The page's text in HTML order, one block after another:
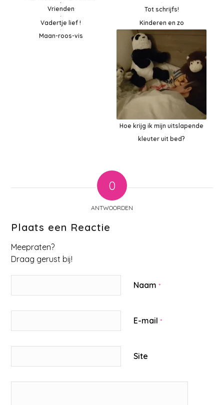
Vrienden
Tot schrijfs!
Vadertje lief !
Kinderen en zo
Maan-roos-vis
Hoe krijg ik mijn uitslapende
kleuter uit bed?
0
ANTWOORDEN
Plaats een Reactie
Meepraten?
Draag gerust bij!
Naam*
E-mail*
Site